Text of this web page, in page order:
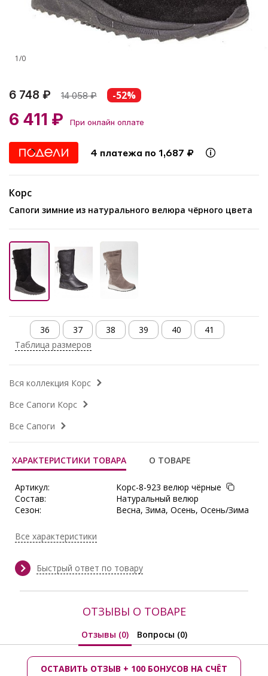
1/0
6 748 ₽ 14 058₽ -52%
6 411 ₽ При онлайн оплате
4 платежа по 1,687 ₽
Корс
Сапоги зимние из натурального велюра чёрного цвета
36 37 38 39 40
41
Таблица размеров
Вся коллекция Корс
Все Сапоги Корс
Все Сапоги
ХАРАКТЕРИСТИКИ ТОВАРА О ТОВАРЕ
Артикул:
Корс-8-923 велюр чёрные
Состав:
Натуральный велюр
Сезон:
Весна, Зима, Осень, Осень/Зима
Все характеристики
Быстрый ответ по товару
ОТЗЫВЫ О ТОВАРЕ
Отзывы (0) Вопросы (0)
ОСТАВИТЬ ОТЗЫВ + 100 БОНУСОВ НА СЧЁТ